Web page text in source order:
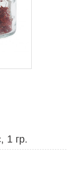
1 гр.